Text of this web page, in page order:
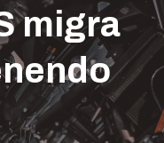
migra